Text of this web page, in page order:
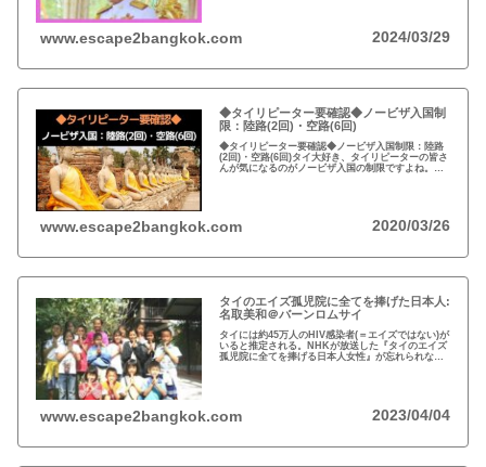
www.escape2bangkok.com 2024/03/29
◆タイリピーター要確認◆ノービザ入国制
限：陸路(2回)・空路(6回)
◆タイリピーター要確認◆ノービザ入国制限：陸路
(2回)・空路(6回)タイ大好き、タイリピーターの皆さ
んが気になるのがノービザ入国の制限ですよね。近
www.escape2bangkok.com 2020/03/26
タイのエイズ孤児院に全てを捧げた日本人:
名取美和＠バーンロムサイ
タイには約45万人のHIV感染者(＝エイズではない)が
いると推定される。NHKが放送した『タイのエイズ
孤児院に全てを捧げる日本人女性』が忘れられな
www.escape2bangkok.com 2023/04/04